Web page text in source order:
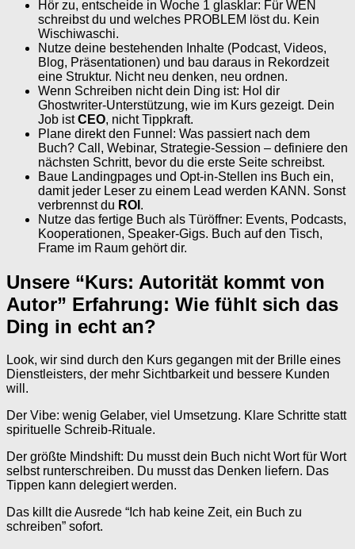
Hör zu, entscheide in Woche 1 glasklar: Für WEN
schreibst du und welches PROBLEM löst du. Kein
Wischiwaschi.
Nutze deine bestehenden Inhalte (Podcast, Videos,
Blog, Präsentationen) und bau daraus in Rekordzeit
eine Struktur. Nicht neu denken, neu ordnen.
Wenn Schreiben nicht dein Ding ist: Hol dir
Ghostwriter-Unterstützung, wie im Kurs gezeigt. Dein
Job istCEO, nicht Tippkraft.
Plane direkt den Funnel: Was passiert nach dem
Buch? Call, Webinar, Strategie-Session – definiere den
nächsten Schritt, bevor du die erste Seite schreibst.
Baue Landingpages und Opt-in-Stellen ins Buch ein,
damit jeder Leser zu einem Lead werden KANN. Sonst
verbrennst du ROI .
Nutze das fertige Buch als Türöffner: Events, Podcasts,
Kooperationen, Speaker-Gigs. Buch auf den Tisch,
Frame im Raum gehört dir.
Unsere “Kurs: Autorität kommt von
Autor” Erfahrung: Wie fühlt sich das
Ding in echt an?
Look, wir sind durch den Kurs gegangen mit der Brille eines
Dienstleisters, der mehr Sichtbarkeit und bessere Kunden
will.
Der Vibe: wenig Gelaber, viel Umsetzung. Klare Schritte statt
spirituelle Schreib-Rituale.
Der größte Mindshift: Du musst dein Buch nicht Wort für Wort
selbst runterschreiben. Du musst das Denken liefern. Das
Tippen kann delegiert werden.
Das killt die Ausrede “Ich hab keine Zeit, ein Buch zu
schreiben” sofort.